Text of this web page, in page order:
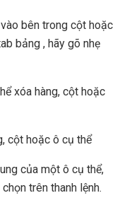
bên trong cột hoặc
bảng , hãy gõ nhẹ
xóa hàng, cột hoặc
cột hoặc ô cụ thể
của một ô cụ thể,
trên thanh lệnh.